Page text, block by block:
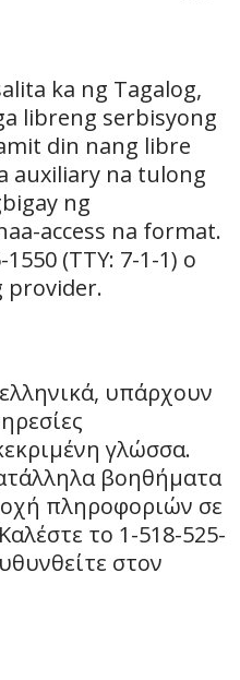
ka ng Tagalog,
libreng serbisyong
din nang libre
auxiliary na tulong
ng
access na format.
(TTY: 7-1-1) o
provider.
υπάρχουν
γλώσσα.
βοηθήματα
πληροφοριών σε
το 1-518-525-
στον